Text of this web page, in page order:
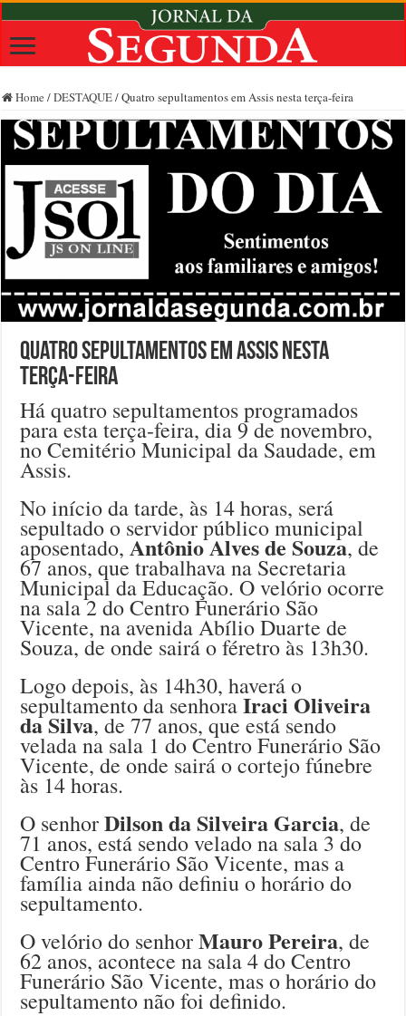
Home /DESTAQUE/Quatro sepultamentos em Assis nesta terça-feira
Quatro sepultamentos em Assis nesta
terça-feira
Há quatro sepultamentos programados
para esta terça-feira, dia 9 de novembro,
no Cemitério Municipal da Saudade, em
Assis.
No início da tarde, às 14 horas, será
sepultado o servidor público municipal
aposentado, Antônio Alves de Souza, de
67 anos, que trabalhava na Secretaria
Municipal da Educação. O velório ocorre
na sala 2 do Centro Funerário São
Vicente, na avenida Abílio Duarte de
Souza, de onde sairá o féretro às 13h30.
Logo depois, às 14h30, haverá o
sepultamento da senhoraIraci Oliveira
da Silva, de 77 anos, que está sendo
velada na sala 1 do Centro Funerário São
Vicente, de onde sairá o cortejo fúnebre
às 14 horas.
O senhorDilson da Silveira Garcia, de
71 anos, está sendo velado na sala 3 do
Centro Funerário São Vicente, mas a
família ainda não definiu o horário do
sepultamento.
O velório do senhorMauro Pereira, de
62 anos, acontece na sala 4 do Centro
Funerário São Vicente, mas o horário do
sepultamento não foi definido.